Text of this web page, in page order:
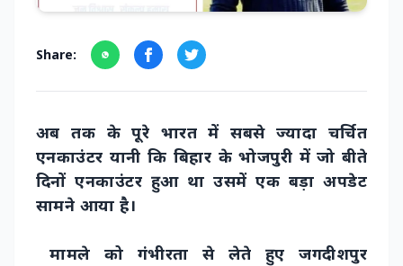
Share:
अब तक के पूरे भारत में सबसे ज्यादा चर्चित
एनकाउंटर यानी कि बिहार के भोजपुरी में जो बीते
दिनों एनकाउंटर हुआ था उसमें एक बड़ा अपडेट
सामने आया है।
मामले को गंभीरता से लेते हुए जगदीशपुर